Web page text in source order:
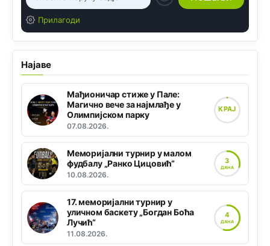
Прилагоди
Најаве
Мађионичар стиже у Пале:
Магично вече за најмлађе у
Олимпијском парку
07.08.2026.
КРАЈ
Меморијални турнир у малом
фудбалу „Ранко Цицовић“
10.08.2026.
3
ДАНА
17. меморијални турнир у
уличном баскету „Богдан Боћа
Лучић“
11.08.2026.
4
ДАНА